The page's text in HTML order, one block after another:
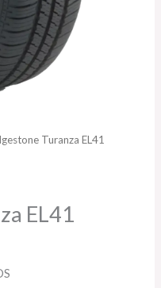
Turanza EL41
EL41